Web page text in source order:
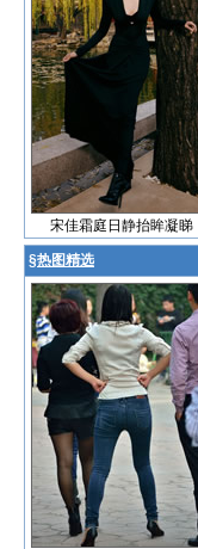
宋佳霜庭日静抬眸凝睇
§热图精选